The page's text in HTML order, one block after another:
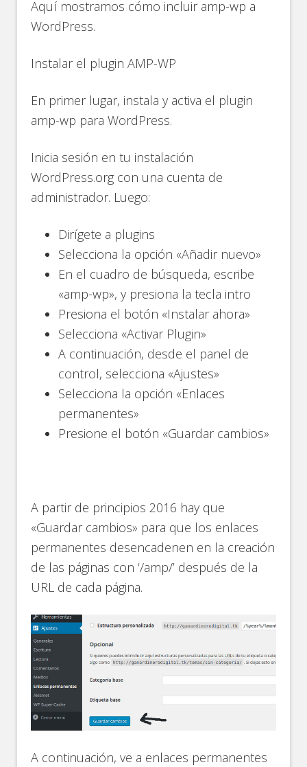
Aquí mostramos cómo incluir amp-wp a
WordPress.
Instalar el plugin AMP-WP
En primer lugar, instala y activa el plugin
amp-wp para WordPress.
Inicia sesión en tu instalación
WordPress.org con una cuenta de
administrador. Luego:
Dirígete a plugins
Selecciona la opción «Añadir nuevo»
En el cuadro de búsqueda, escribe
«amp-wp», y presiona la tecla intro
Presiona el botón «Instalar ahora»
Selecciona «Activar Plugin»
A continuación, desde el panel de
control, selecciona «Ajustes»
Selecciona la opción «Enlaces
permanentes»
Presione el botón «Guardar cambios»
A partir de principios 2016 hay que
«Guardar cambios» para que los enlaces
permanentes desencadenen en la creación
de las páginas con ‘/amp/’ después de la
URL de cada página.
A continuación, ve a enlaces permanentes